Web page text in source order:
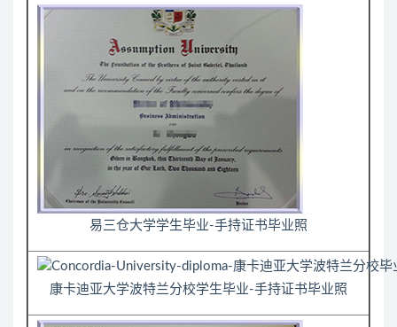
易三仓大学学生毕业-手持证书毕业照
康卡迪亚大学波特兰分校学生毕业-手持证书毕业照